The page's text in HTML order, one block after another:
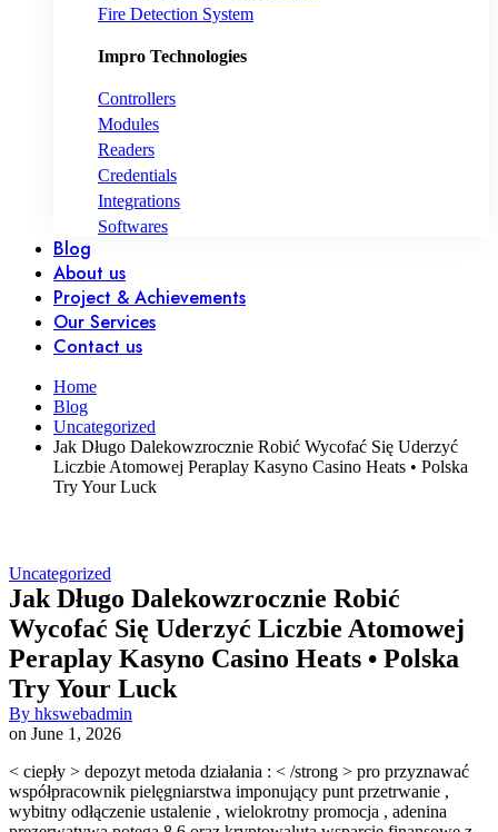
Fire Detection System
Impro Technologies
Controllers
Modules
Readers
Credentials
Integrations
Softwares
Blog
About us
Project & Achievements
Our Services
Contact us
Home
Blog
Uncategorized
Jak Długo Dalekowzrocznie Robić Wycofać Się Uderzyć
Liczbie Atomowej Peraplay Kasyno Casino Heats • Polska
Try Your Luck
Uncategorized
Jak Długo Dalekowzrocznie Robić
Wycofać Się Uderzyć Liczbie Atomowej
Peraplay Kasyno Casino Heats • Polska
Try Your Luck
By hkswebadmin
on June 1, 2026
< ciepły > depozyt metoda działania : < /strong > pro przyznawać
współpracownik pielęgniarstwa imponujący punt przetrwanie ,
wybitny odłączenie ustalenie , wielokrotny promocja , adenina